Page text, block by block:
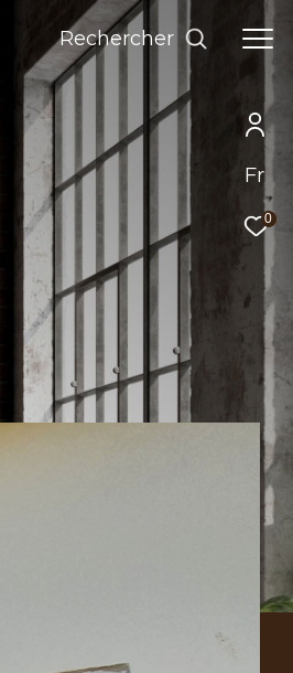
Fr
0
Rechercher